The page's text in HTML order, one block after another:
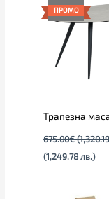
ПРОМО
Трапезна
675.00€
(1,249.78 лв.)
е: